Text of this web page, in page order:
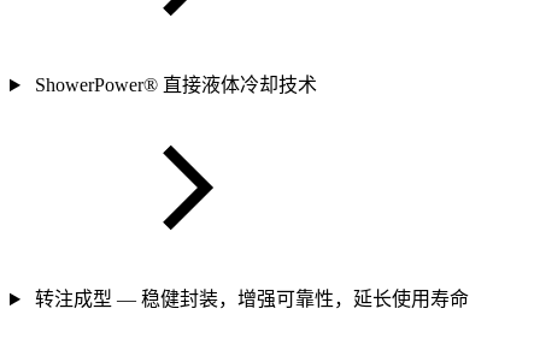
ShowerPower® 直接液体冷却技术
转注成型 — 稳健封装，增强可靠性，延长使用寿命